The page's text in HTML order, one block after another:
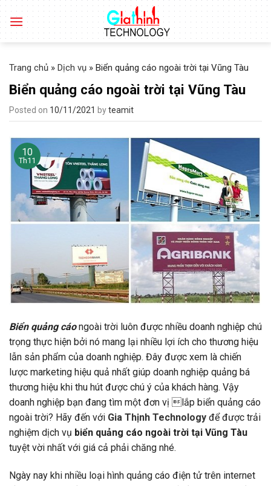
Skip
to
content
Trang chủ » Dịch vụ » Biển quảng cáo ngoài trời tại Vũng Tàu
Biển quảng cáo ngoài trời tại Vũng Tàu
Posted on 10/11/2021 byteamit
10
Th11
Biển quảng cáongoài trời luôn được nhiều doanh nghiệp chú
trọng thực hiện bởi nó mang lại nhiều lợi ích cho thương hiệu
lẫn sản phẩm của doanh nghiệp. Đây được xem là chiến
lược marketing hiệu quả nhất giúp doanh nghiệp quảng bá
thương hiệu khi thu hút được chú ý của khách hàng. Vậy
doanh nghiệp bạn đang tìm một đơn vị lắp biển quảng cáo
ngoài trời? Hãy đến với Gia Thịnh Technology để được trải
nghiệm dịch vụ biển quảng cáo ngoài trời tại Vũng Tàu
tuyệt vời nhất với giá cả phải chăng nhé.
Ngày nay khi nhiều loại hình quảng cáo điện tử trên internet